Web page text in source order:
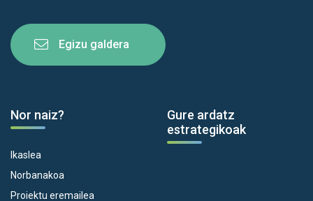
Egizu galdera
Nor naiz?
Ikaslea
Norbanakoa
Proiektu eremailea
Gure ardatz
estrategikoak